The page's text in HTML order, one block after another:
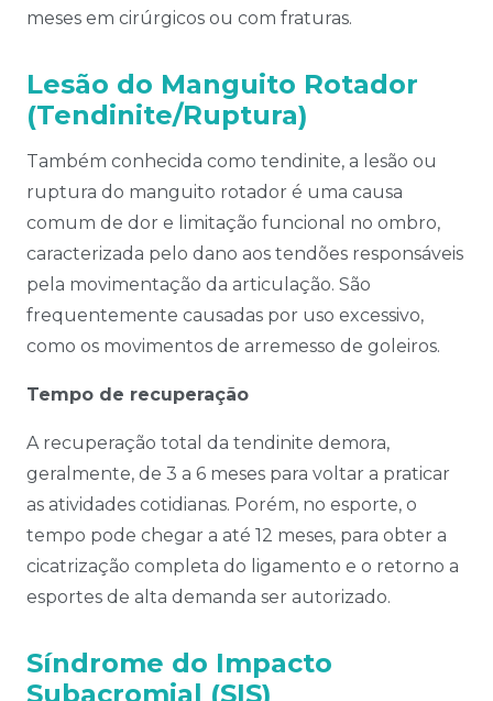
meses em cirúrgicos ou com fraturas.
Lesão do Manguito Rotador
(Tendinite/Ruptura)
Também conhecida como tendinite, a lesão ou
ruptura do manguito rotador é uma causa
comum de dor e limitação funcional no ombro,
caracterizada pelo dano aos tendões responsáveis
pela movimentação da articulação. São
frequentemente causadas por uso excessivo,
como os movimentos de arremesso de goleiros.
Tempo de recuperação
A recuperação total da tendinite demora,
geralmente, de 3 a 6 meses para voltar a praticar
as atividades cotidianas. Porém, no esporte, o
tempo pode chegar a até 12 meses, para obter a
cicatrização completa do ligamento e o retorno a
esportes de alta demanda ser autorizado.
Síndrome do Impacto
Subacromial (SIS)